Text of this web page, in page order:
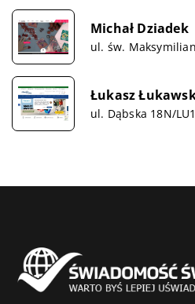
Michał Dziadek
ul. św.
Łukasz
ul. Dąbska 18N/